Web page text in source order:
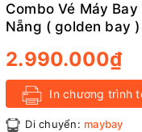
Combo Vé Máy
Nẵng ( golden bay
2.990.000₫
In chương trình
Di chuyển: maybay